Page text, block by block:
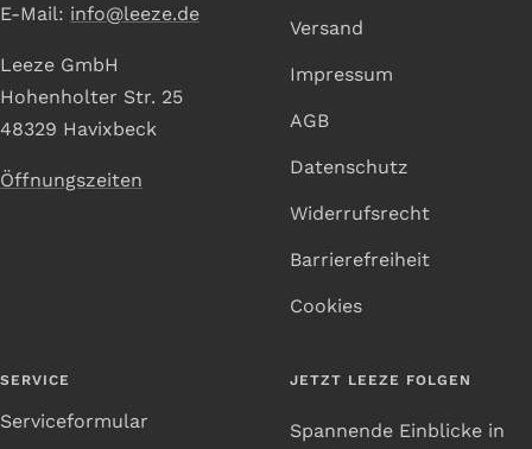
E-Mail: info@leeze.de
Leeze GmbH
Hohenholter Str. 25
48329 Havixbeck
Öffnungszeiten
Versand
Impressum
AGB
Datenschutz
Widerrufsrecht
Barrierefreiheit
Cookies
SERVICE
Serviceformular
JETZT LEEZE FOLGEN
Spannende Einblicke in